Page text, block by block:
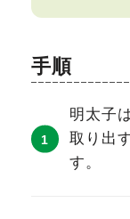
手順
明太子
取り出
す。